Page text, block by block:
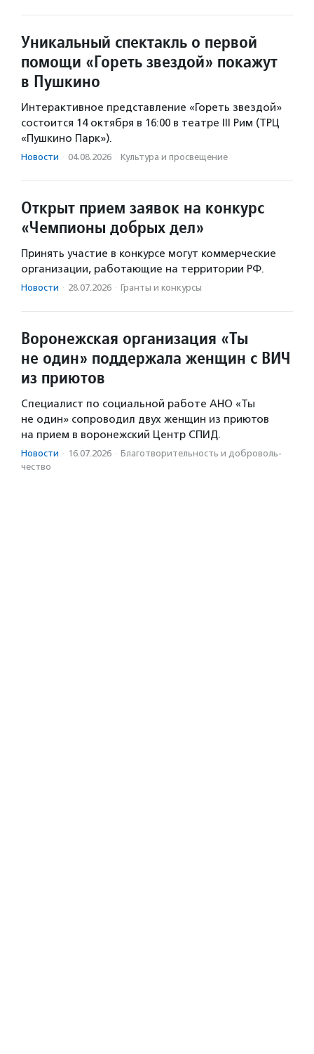
Уникальный спектакль о первой
помощи «Гореть звездой» покажут
в Пушкино
Интерактивное представление «Гореть звездой»
состоится 14 октября в 16:00 в театре III Рим (ТРЦ
«Пушкино Парк»).
Новости · 04.08.2026 · Культура и просвещение
Открыт прием заявок на конкурс
«Чемпионы добрых дел»
Принять участие в конкурсе могут коммерческие
организации, работающие на территории РФ.
Новости · 28.07.2026 · Гранты и конкурсы
Воронежская организация «Ты
не один» поддержала женщин с ВИЧ
из приютов
Специалист по социальной работе АНО «Ты
не один» сопроводил двух женщин из приютов
на прием в воронежский Центр СПИД.
Новости · 16.07.2026 · Благотвори­тель­ность и доброволь­
чест­во